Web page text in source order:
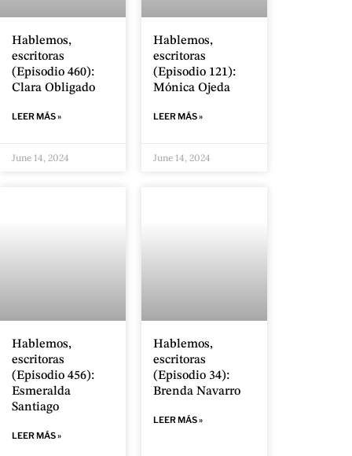
Hablemos,
escritoras
(Episodio 460):
Clara Obligado
LEER MÁS »
June 14, 2024
Hablemos,
escritoras
(Episodio 121):
Mónica Ojeda
LEER MÁS »
June 14, 2024
Hablemos,
escritoras
(Episodio 456):
Esmeralda
Santiago
LEER MÁS »
Hablemos,
escritoras
(Episodio 34):
Brenda Navarro
LEER MÁS »